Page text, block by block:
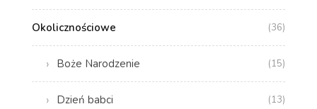
Okolicznościowe (36)
Boże Narodzenie (15)
Dzień babci (13)